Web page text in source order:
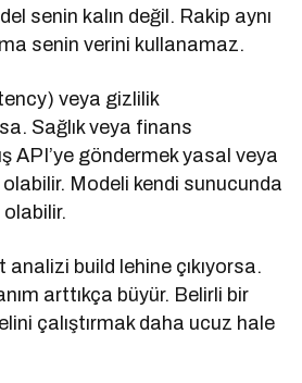
senin kalın değil. Rakip aynı
senin verini kullanamaz.
veya gizlilik
Sağlık veya finans
API’ye göndermek yasal veya
Modeli kendi sunucunda
olabilir.
build lehine çıkıyorsa.
arttıkça büyür. Belirli bir
çalıştırmak daha ucuz hale